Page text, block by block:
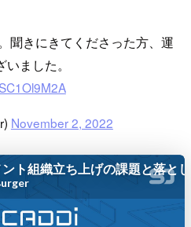
聞きにきてくださった方、運
ました。
November 2, 2022